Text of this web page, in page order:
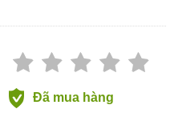
Đã mua hàng